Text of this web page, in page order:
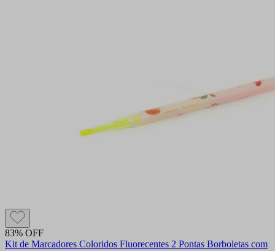
83% OFF
Kit de Marcadores Coloridos Fluorecentes 2 Pontas Borboletas com